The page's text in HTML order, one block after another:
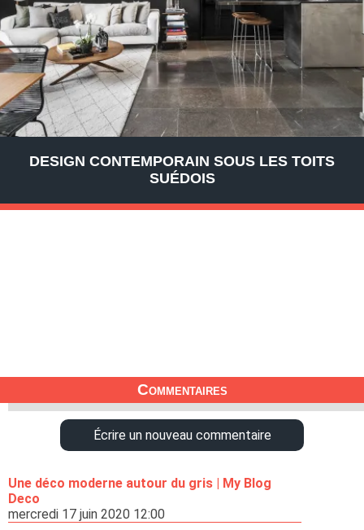
DESIGN CONTEMPORAIN SOUS LES TOITS
SUÉDOIS
Commentaires
Écrire un nouveau commentaire
Une déco moderne autour du gris | My Blog
Deco
mercredi 17 juin 2020 12:00